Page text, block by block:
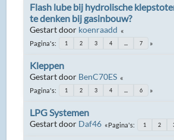
Flash lube bij hydrolische
te denken bij gasinbouw?
Gestart door koenraadd
Pagina's 1 2 3 4 7
Kleppen
Gestart door BenC70ES
Pagina's 1 2 3 4 6
LPG Systemen
Gestart door Daf46 Pagina's 1 2